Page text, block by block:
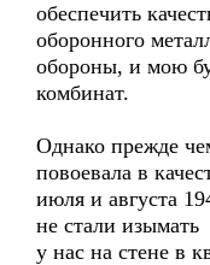
обеспечить
оборонного
обороны, и мою
комбинат.
Однако прежде
повоевала в
июля и августа
не стали изымать
у нас на стене в